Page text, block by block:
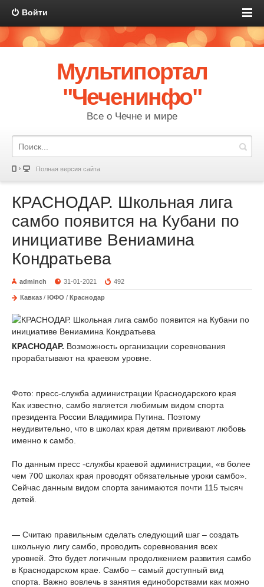
Войти
Мультипортал
"Чеченинфо"
Все о Чечне и мире
Полная версия сайта
КРАСНОДАР. Школьная лига
самбо появится на Кубани по
инициативе Вениамина
Кондратьева
adminch 31-01-2021 492
Кавказ / ЮФО / Краснодар
КРАСНОДАР. Возможность организации соревнования
прорабатывают на краевом уровне.
Фото: пресс-служба администрации Краснодарского края
Как известно, самбо является любимым видом спорта
президента России Владимира Путина. Поэтому
неудивительно, что в школах края детям прививают любовь
именно к самбо.
По данным пресс -службы краевой администрации, «в более
чем 700 школах края проводят обязательные уроки самбо».
Сейчас данным видом спорта занимаются почти 115 тысяч
детей.
— Считаю правильным сделать следующий шаг – создать
школьную лигу самбо, проводить соревнования всех
уровней. Это будет логичным продолжением развития самбо
в Краснодарском крае. Самбо – самый доступный вид
спорта. Важно вовлечь в занятия единоборствами как можно